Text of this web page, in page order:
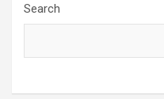
Search